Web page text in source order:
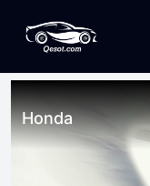
Honda